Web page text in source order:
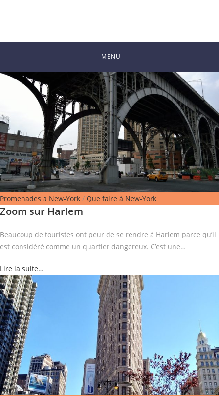
MENU
Promenades a New-York / Que faire à New-York
Zoom sur Harlem
Beaucoup de touristes ont peur de se rendre à Harlem parce qu’il
est considéré comme un quartier dangereux. C’est une…
Lire la suite…